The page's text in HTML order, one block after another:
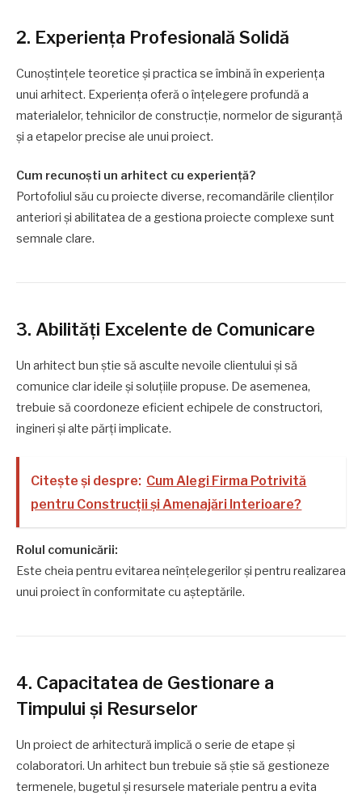
2. Experiența Profesională Solidă
Cunoștințele teoretice și practica se îmbină în experiența
unui arhitect. Experiența oferă o înțelegere profundă a
materialelor, tehnicilor de construcție, normelor de siguranță
și a etapelor precise ale unui proiect.
Cum recunoști un arhitect cu experiență?
Portofoliul său cu proiecte diverse, recomandările clienților
anteriori și abilitatea de a gestiona proiecte complexe sunt
semnale clare.
3. Abilități Excelente de Comunicare
Un arhitect bun știe să asculte nevoile clientului și să
comunice clar ideile și soluțiile propuse. De asemenea,
trebuie să coordoneze eficient echipele de constructori,
ingineri și alte părți implicate.
Citește și despre: Cum Alegi Firma Potrivită
pentru Construcții și Amenajări Interioare?
Rolul comunicării:
Este cheia pentru evitarea neînțelegerilor și pentru realizarea
unui proiect în conformitate cu așteptările.
4. Capacitatea de Gestionare a
Timpului și Resurselor
Un proiect de arhitectură implică o serie de etape și
colaboratori. Un arhitect bun trebuie să știe să gestioneze
termenele, bugetul și resursele materiale pentru a evita